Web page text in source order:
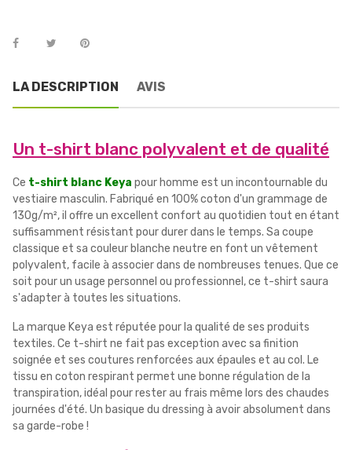
LA DESCRIPTION AVIS
Un t-shirt blanc polyvalent et de qualité
Ce t-shirt blanc Keya pour homme est un incontournable du
vestiaire masculin. Fabriqué en 100% coton d'un grammage de
130g/m², il offre un excellent confort au quotidien tout en étant
suffisamment résistant pour durer dans le temps. Sa coupe
classique et sa couleur blanche neutre en font un vêtement
polyvalent, facile à associer dans de nombreuses tenues. Que ce
soit pour un usage personnel ou professionnel, ce t-shirt saura
s'adapter à toutes les situations.
La marque Keya est réputée pour la qualité de ses produits
textiles. Ce t-shirt ne fait pas exception avec sa finition
soignée et ses coutures renforcées aux épaules et au col. Le
tissu en coton respirant permet une bonne régulation de la
transpiration, idéal pour rester au frais même lors des chaudes
journées d'été. Un basique du dressing à avoir absolument dans
sa garde-robe !